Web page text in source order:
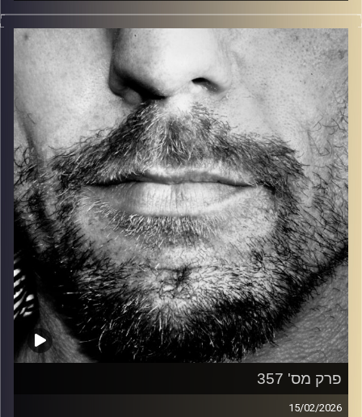
זיפים, מוזיקה מחוספסת של הופעות חיות. הרבה ג'אם, רוק,
בלוז, bluegrass, ג'אז, Fאנק, פרוגרסיב ואפילו אלקטרוניקה.
כל מה שחי, אמיתי ונושם.
עם שמוליק רגב.
קרדיט תמונות: David Goehring
פרק מס' 357
15/02/2026